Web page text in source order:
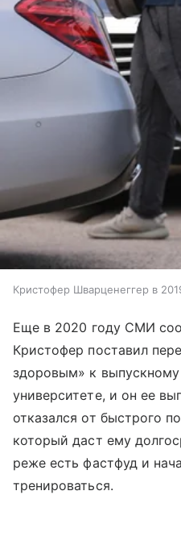
Кристофер Шварценеггер в
Еще в 2020 году СМИ
Кристофер поставил
здоровым» к
университете, и он ее
отказался от быстрого
который даст ему
реже есть фастфуд и
тренироваться.